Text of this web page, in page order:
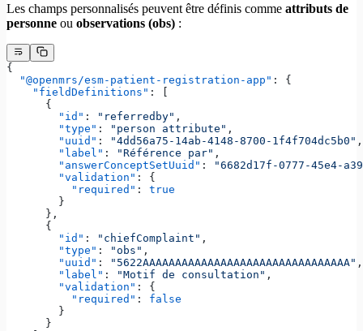
Les champs personnalisés peuvent être définis comme attributs de
personne ou observations (obs) :
{
  "@openmrs/esm-patient-registration-app"
: {
    "fieldDefinitions"
: [
      {
        "id"
: "referredby" ,
        "type"
: "person attribute" ,
        "uuid"
: "4dd56a75-14ab-4148-8700-1f4f704dc5b0" ,
        "label"
: "Référence par" ,
        "answerConceptSetUuid"
:
"6682d17f-0777-45e4-
        "validation"
: {
          "required"
: true
        }
      },
      {
        "id"
: "chiefComplaint" ,
        "type"
: "obs" ,
        "uuid"
: "5622AAAAAAAAAAAAAAAAAAAAAAAAAAAAAAAA" ,
        "label"
: "Motif de consultation" ,
        "validation"
: {
          "required"
: false
        }
      }